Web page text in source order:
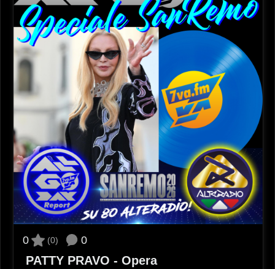
0 (0) 0
PATTY PRAVO - Opera